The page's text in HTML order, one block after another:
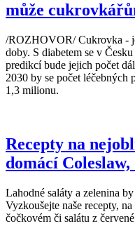
může
/ROZHOVOR/ Cukrovka -
doby. S diabetem se v
predikcí bude jejich počet
2030 by se počet léčebných
1,3 milionu.
Recepty na
domácí
Lahodné saláty a zelenina
Vyzkoušejte naše recepty,
čočkovém či salátu z